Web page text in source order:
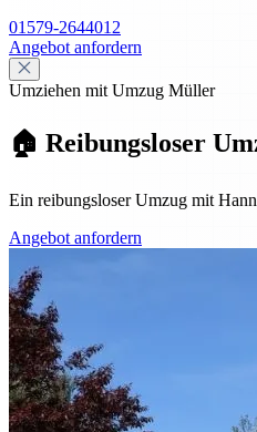
01579-2644012
Angebot anfordern
Umziehen mit Umzug Müller
🏠 Reibungsloser
Ein reibungsloser Umzug mit
Angebot anfordern